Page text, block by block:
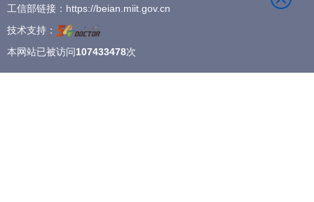
工信部链接： https://beian.miit.gov.cn
技术支持：
本网站已被访问107433478次